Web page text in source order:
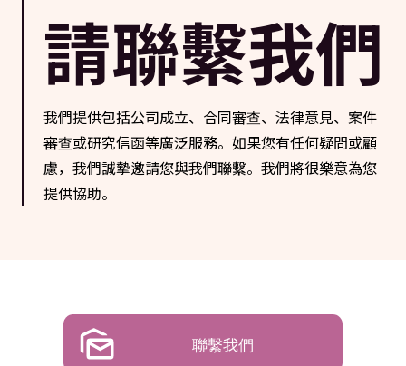
請聯繫我們
我們提供包括公司成立、合同審查、法律意見、案件
審查或研究信函等廣泛服務。如果您有任何疑問或顧
慮，我們誠摯邀請您與我們聯繫。我們將很樂意為您
提供協助。
聯繫我們